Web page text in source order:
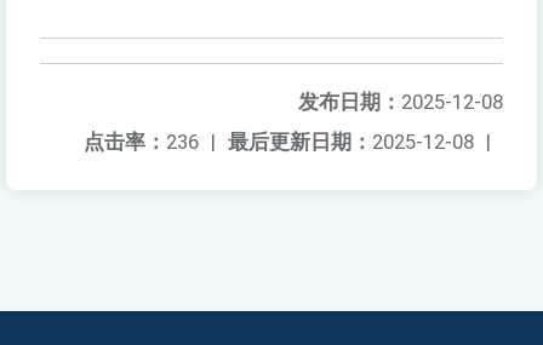
发布日期： 2025-12-08
最后更新日期： 2025-12-08 |
点击率： 236 |